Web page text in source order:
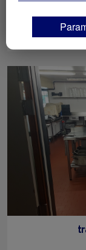
vos centres
déposés et lus sur
Vous pouvez
moment en
page.